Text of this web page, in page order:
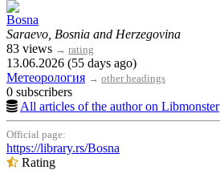
Bosna
Saraevo, Bosnia and Herzegovina
83 views → rating
13.06.2026 (55 days ago)
Метеорология → other headings
0 subscribers
All articles of the author on Libmonster
Official page:
https://library.rs/Bosna
Rating